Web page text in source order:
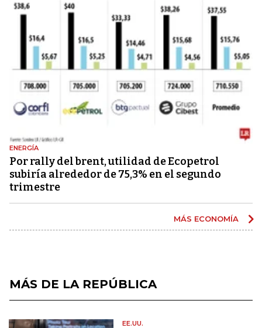
ENERGÍA
Por rally del brent, utilidad de Ecopetrol
subiría alrededor de 75,3% en el segundo
trimestre
MÁS ECONOMÍA
MÁS DE LA REPÚBLICA
EE.UU.